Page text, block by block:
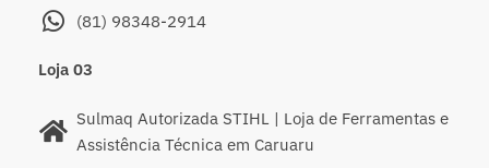
(81) 98348-2914
Loja 03
Sulmaq Autorizada STIHL | Loja de Ferramentas e
Assistência Técnica em Caruaru